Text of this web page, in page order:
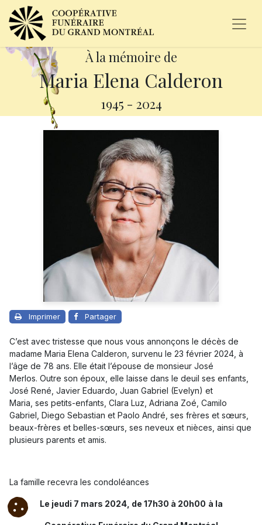
À la mémoire de
Maria Elena Calderon
1945 - 2024
Imprimer Partager
C’est avec tristesse que nous vous annonçons le décès de
madame Maria Elena Calderon, survenu le 23 février 2024, à
l’âge de 78 ans. Elle était l’épouse de monsieur José
Merlos. Outre son époux, elle laisse dans le deuil ses enfants,
José René, Javier Eduardo, Juan Gabriel (Evelyn) et
Maria, ses petits-enfants, Clara Luz, Adriana Zoé, Camilo
Gabriel, Diego Sebastian et Paolo André, ses frères et sœurs,
beaux-frères et belles-sœurs, ses neveux et nièces, ainsi que
plusieurs parents et amis.
La famille recevra les condoléances
Le jeudi 7 mars 2024, de 17h30 à 20h00 à la